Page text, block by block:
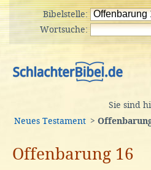
Bibelstelle:
Wortsuche:
Sie sind
Neues Testament >
Offenbarung 16